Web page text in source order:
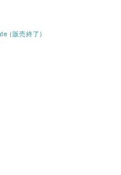
(販売終了)